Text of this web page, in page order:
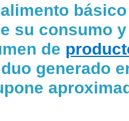
su consumo
de
generado